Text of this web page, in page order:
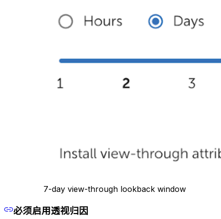
7-day view-through lookback window
必须启用透视归因